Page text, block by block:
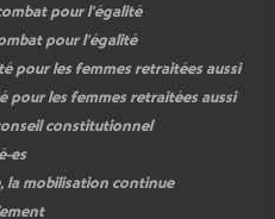
pour l’égalité
pour l’égalité
pour les femmes retraitées aussi
pour les femmes retraitées aussi
constitutionnel
es
la mobilisation continue